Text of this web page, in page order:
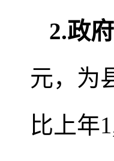
2.政
元，为
比上年